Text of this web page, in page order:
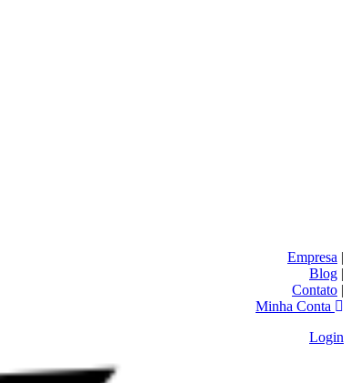
Empresa |
Blog |
Contato |
Minha Conta
Login